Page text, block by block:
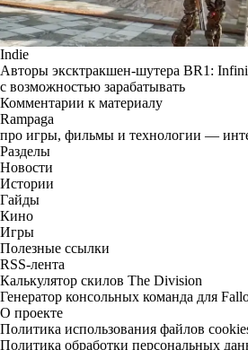
Indie
Авторы эксктракшен-шутера BR1:
с возможностью зарабатывать
Комментарии к материалу
Rampaga
про игры, фильмы и технологии —
Разделы
Новости
Истории
Гайды
Кино
Игры
Полезные ссылки
RSS-лента
Калькулятор скилов The Division
Генератор консольных команда для
О проекте
Политика использования файлов
Политика обработки персональных